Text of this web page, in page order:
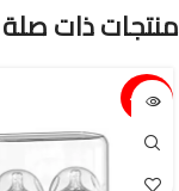
منتجات ذات صلة
15%-